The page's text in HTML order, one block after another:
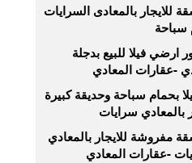
للايجار بالمعادى السرايات
سباحة
ارضي فيلا للبيع بدجلة
-عقارات المعادي
بحمام سباحة وحديقة كبيرة
بالمعادي سرايات
مفروشة للايجار بالمعادي
-عقارات المعادي